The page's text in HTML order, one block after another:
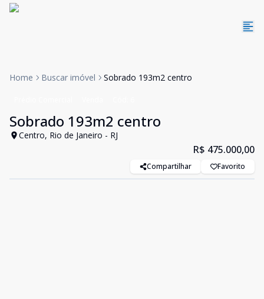
Home Buscar imóvel Sobrado 193m2 centro
Sobrado 193m2 centro
Centro, Rio de Janeiro - RJ
R$ 475.000,00
Compartilhar Favorito